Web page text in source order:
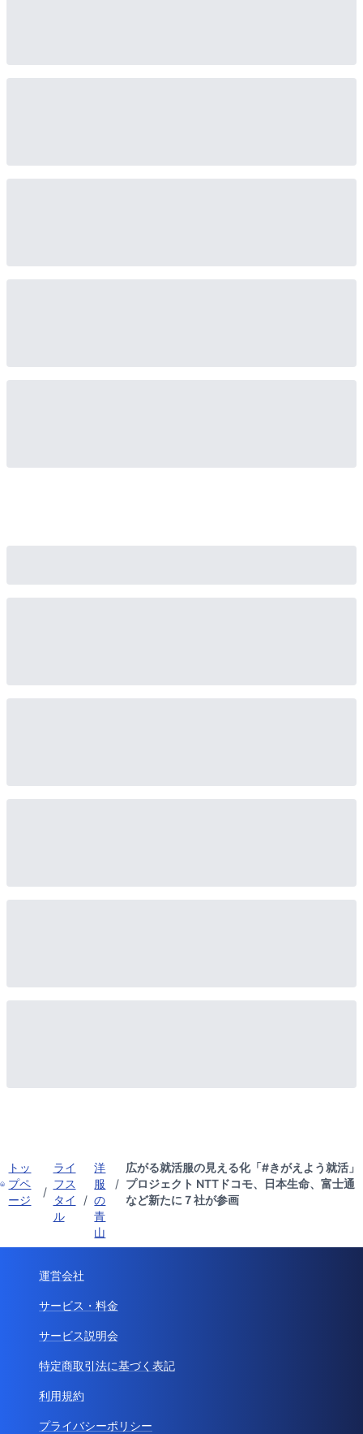
トッ
プペ
ージ
/
ライ
フス
タイ
ル
/
洋
服
の
青
山
/
広がる就活服の見える化「#きがえよう就活」
プロジェクト NTTドコモ、日本生命、富士通
など新たに７社が参画
運営会社
サービス・料金
サービス説明会
特定商取引法に基づく表記
利用規約
プライバシーポリシー